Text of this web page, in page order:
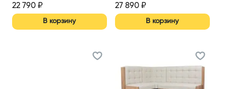
22 790 ₽
В корзину
27 890₽
В корзину